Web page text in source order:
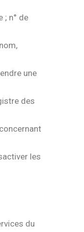
; n° de
une
des
les
du